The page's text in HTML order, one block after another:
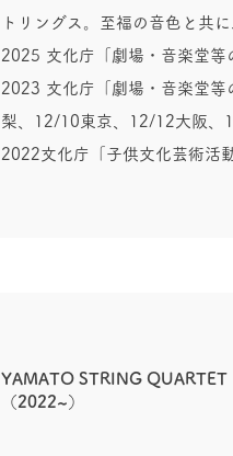
トリングス。至福の音色と共
2025 文化庁「劇場・音楽堂等
2023 文化庁「劇場・音楽堂
梨、12/10東京、12/12大阪、
2022文化庁「子供文化芸術活
YAMATO STRING
（2022~）